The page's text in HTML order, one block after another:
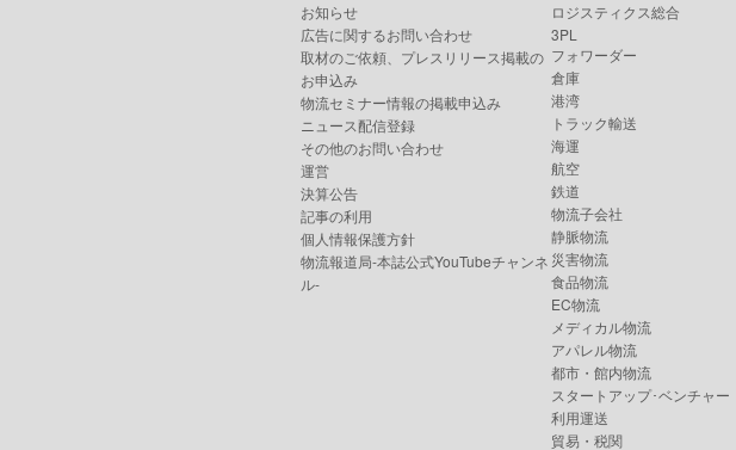
お知らせ
広告に関するお問い合わせ
取材のご依頼、プレスリリース掲載の
お申込み
物流セミナー情報の掲載申込み
ニュース配信登録
その他のお問い合わせ
運営
決算公告
記事の利用
個人情報保護方針
物流報道局-本誌公式YouTubeチャンネ
ル-
ロジスティクス総合
3PL
フォワーダー
倉庫
港湾
トラック輸送
海運
航空
鉄道
物流子会社
静脈物流
災害物流
食品物流
EC物流
メディカル物流
アパレル物流
都市・館内物流
スタートアップ･ベンチャー
利用運送
貿易・税関